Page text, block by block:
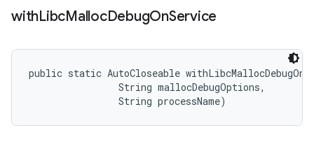
withLibcMallocDebugOnService
public static AutoCloseable
                String mallocDebugOptions,
                String processName)